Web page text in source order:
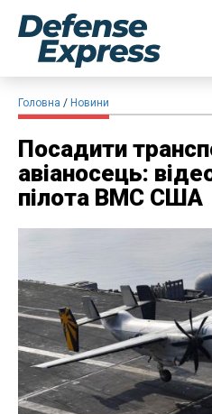
Головна Новини
​Посадити
авіаносець:
пілота ВМС США